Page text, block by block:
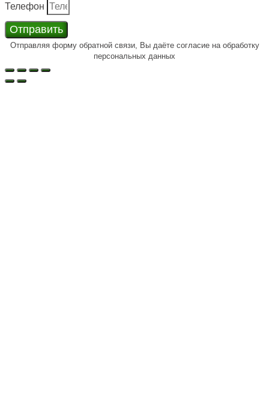
Телефон
Отправить
Отправляя форму обратной связи, Вы даёте согласие на обработку
персональных данных